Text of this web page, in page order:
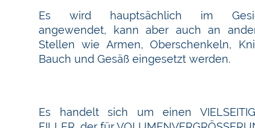
Es wird hauptsächlich im
angewendet, kann aber auch an
Stellen wie Armen, Oberschenkeln,
Bauch und Gesäß eingesetzt werden.
Es handelt sich um einen